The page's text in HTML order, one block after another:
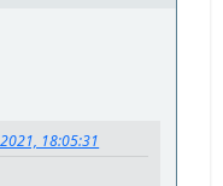
18:05:31